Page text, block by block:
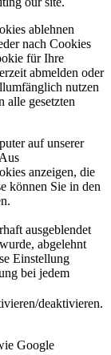
ablehnen
nach Cookies
für Ihre
abmelden oder
nutzen
alle gesetzten
auf unserer
anzeigen, die
können Sie in den
ausgeblendet
abgelehnt
Einstellung
bei jedem
deaktivieren.
Google